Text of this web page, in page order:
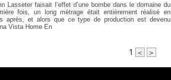
Lasseter faisait l’effet d’une bombe dans le domaine du
fois, un long métrage était entièrement réalisé en
après, et alors que ce type de production est devenu
Vista Home En
1 < >